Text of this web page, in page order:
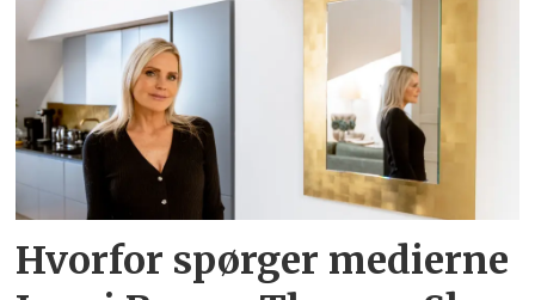
Hvorfor spørger medierne